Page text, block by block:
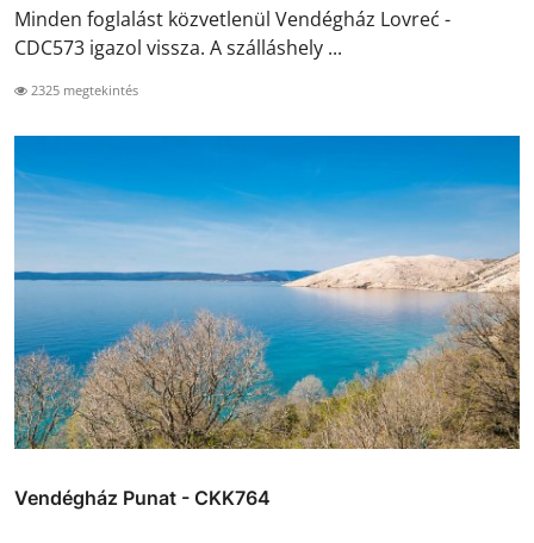
Minden foglalást közvetlenül Vendégház Lovreć -
CDC573 igazol vissza. A szálláshely ...
2325 megtekintés
Vendégház Punat - CKK764